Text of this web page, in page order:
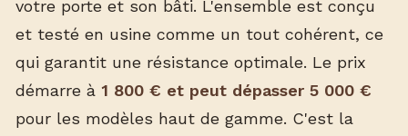
votre porte et son bâti. L'ensemble est conçu
et testé en usine comme un tout cohérent, ce
qui garantit une résistance optimale. Le prix
démarre à 1 800 € et peut dépasser 5 000 €
pour les modèles haut de gamme. C'est la